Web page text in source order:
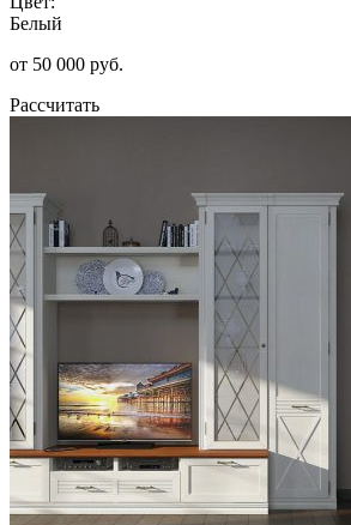
Белый
от 50 000 руб.
Рассчитать